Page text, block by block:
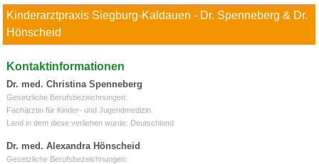
Kinderarztpraxis Siegburg-Kaldauen - Dr. Spenneberg & Dr.
Hönscheid
Kontaktinformationen
Dr. med. Christina Spenneberg
Gesetzliche Berufsbezeichnungen:
Fachärztin für Kinder- und Jugendmedizin
Land in dem diese verliehen wurde: Deutschland
Dr. med. Alexandra Hönscheid
Gesetzliche Berufsbezeichnungen: